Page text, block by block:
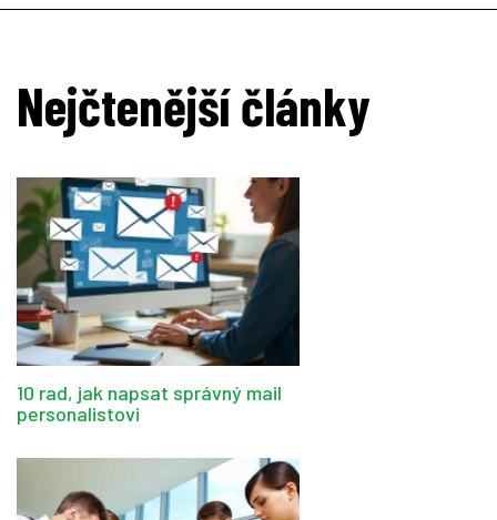
Nejčtenější články
10 rad, jak napsat správný mail
personalistovi